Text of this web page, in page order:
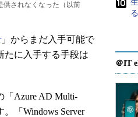
供されなくなった（以前
」からまだ入手可能で
たに入手する手段は
Azure AD Multi-
「Windows Server
＠IT